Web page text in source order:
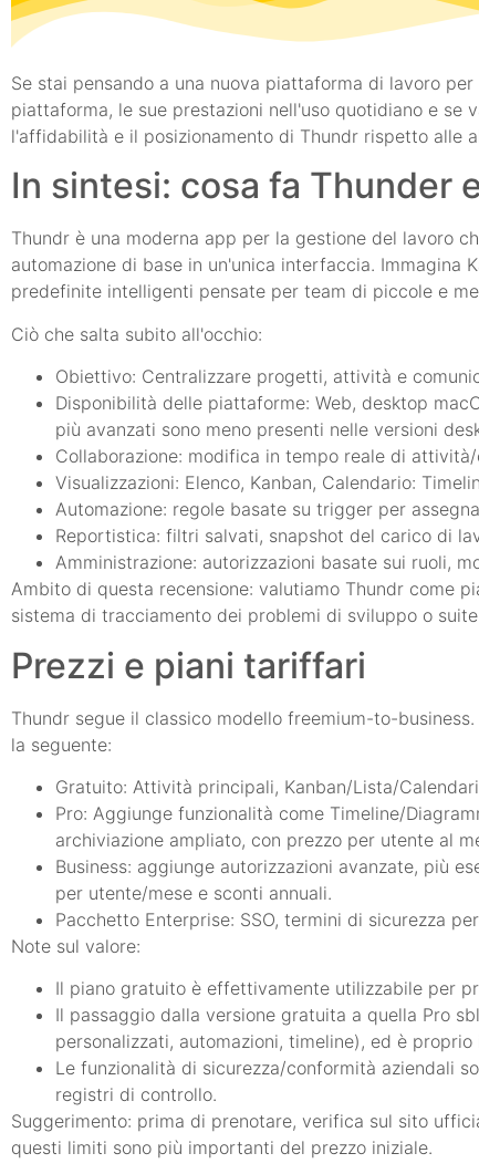
Se stai pensando a una nuova piattaforma di lavoro
piattaforma, le sue prestazioni nell'uso quotidiano e
l'affidabilità e il posizionamento di Thundr rispetto alle
In sintesi: cosa fa Thunder
Thundr è una moderna app per la gestione del lavoro
automazione di base in un'unica interfaccia. Immagina
predefinite intelligenti pensate per team di piccole e
Ciò che salta subito all'occhio:
Obiettivo: Centralizzare progetti, attività e
Disponibilità delle piattaforme: Web, desktop
più avanzati sono meno presenti nelle versioni
Collaborazione: modifica in tempo reale di
Visualizzazioni: Elenco, Kanban, Calendario:
Automazione: regole basate su trigger per
Reportistica: filtri salvati, snapshot del carico di
Amministrazione: autorizzazioni basate sui ruoli,
Ambito di questa recensione: valutiamo Thundr come
sistema di tracciamento dei problemi di sviluppo o
Prezzi e piani tariffari
Thundr segue il classico modello freemium-to-
la seguente:
Gratuito: Attività principali, Kanban/Lista/
Pro: Aggiunge funzionalità come Timeline/
archiviazione ampliato, con prezzo per utente al
Business: aggiunge autorizzazioni avanzate, più
per utente/mese e sconti annuali.
Pacchetto Enterprise: SSO, termini di sicurezza
Note sul valore:
Il piano gratuito è effettivamente utilizzabile per
Il passaggio dalla versione gratuita a quella Pro
personalizzati, automazioni, timeline), ed è
Le funzionalità di sicurezza/conformità aziendali
registri di controllo.
Suggerimento: prima di prenotare, verifica sul sito
questi limiti sono più importanti del prezzo iniziale.